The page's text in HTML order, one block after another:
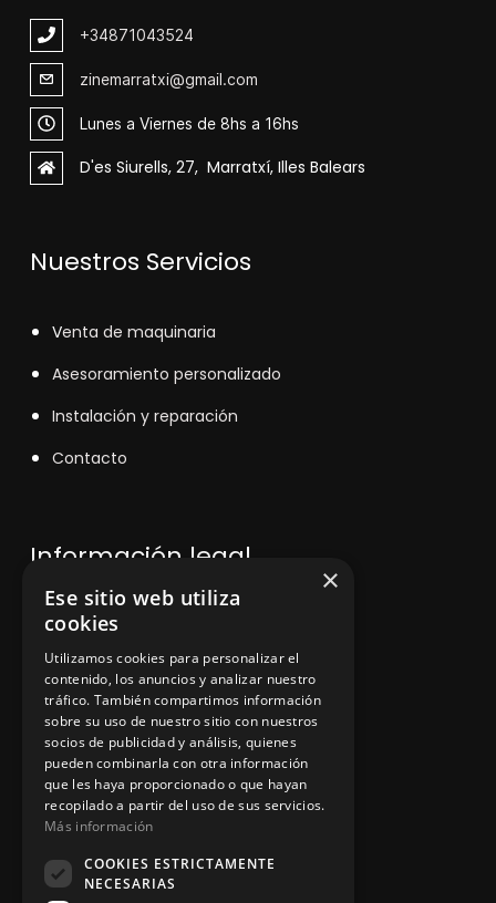
+34871043524
zinemarratxi@gmail.com
Lunes a Viernes de 8hs a 16hs
D'es Siurells, 27, Marratxí, Illes Balears
Nuestros Servicios
Venta de maquinaria
Asesoramiento personalizado
Instalación y reparación
Contacto
Información legal
Política de privacidad
Aviso legal
App Zine Hostelería
×
Ese sitio web utiliza
cookies
Utilizamos cookies para personalizar el
contenido, los anuncios y analizar nuestro
tráfico. También compartimos información
sobre su uso de nuestro sitio con nuestros
socios de publicidad y análisis, quienes
pueden combinarla con otra información
que les haya proporcionado o que hayan
recopilado a partir del uso de sus servicios.
Más información
COOKIES ESTRICTAMENTE
NECESARIAS